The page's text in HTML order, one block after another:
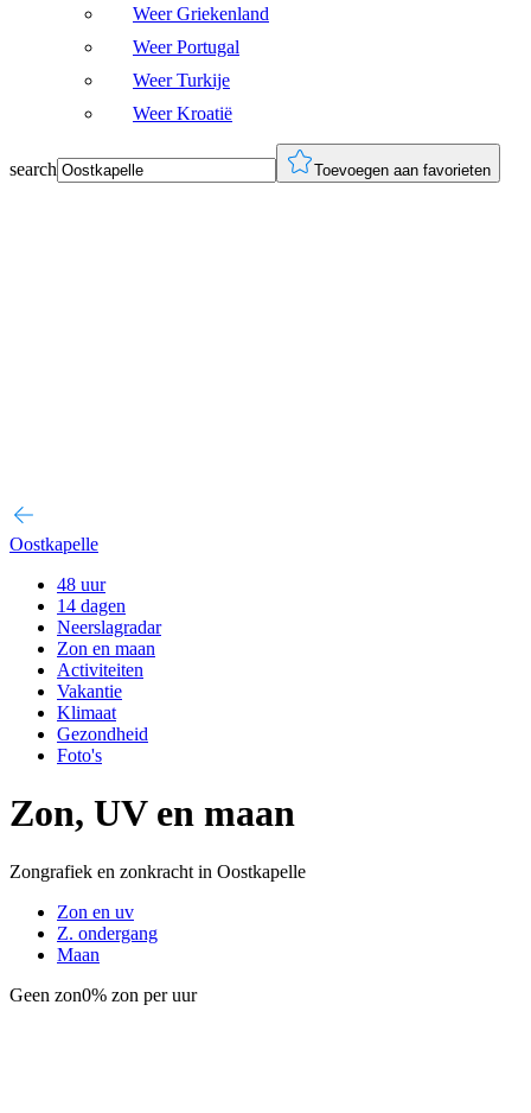
Weer Griekenland
Weer Portugal
Weer Turkije
Weer Kroatië
search Toevoegen aan favorieten
Oostkapelle
48 uur
14 dagen
Neerslagradar
Zon en maan
Activiteiten
Vakantie
Klimaat
Gezondheid
Foto's
Zon, UV en maan
Zongrafiek en zonkracht in Oostkapelle
Zon en uv
Z. ondergang
Maan
Geen zon0% zon per uur